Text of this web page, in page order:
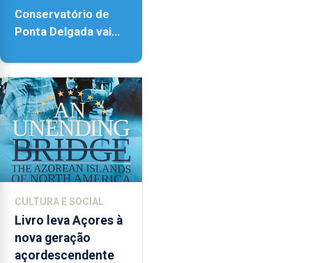
Conservatório de
Ponta Delgada vai
instrumentos
CULTURA E SOCIAL
Livro leva Açores à
nova geração
açordescendente